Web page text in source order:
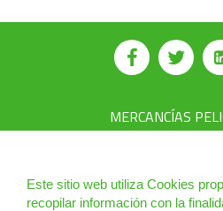
Este sitio web utiliza Cookies
recopilar información con la
MERCANCÍAS
PRODUCTOS